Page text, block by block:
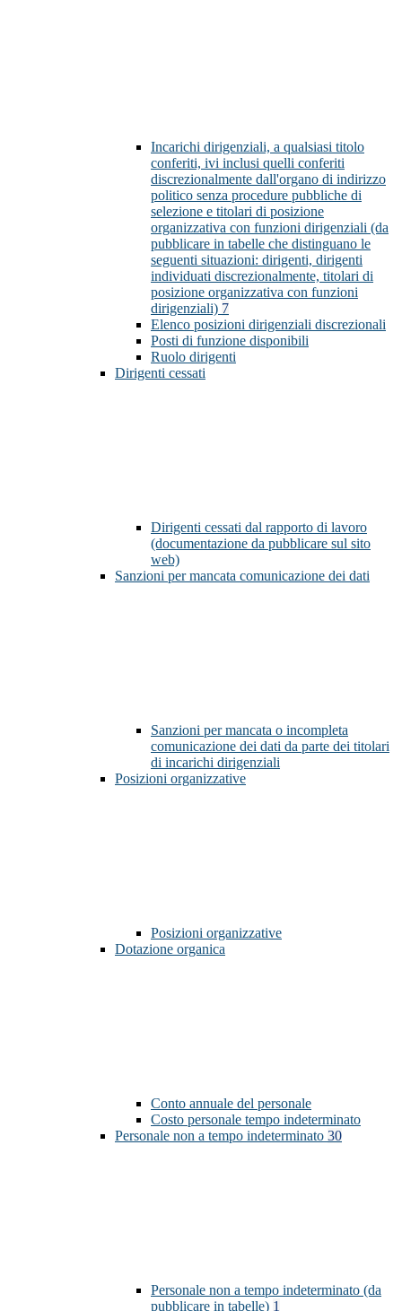
Incarichi dirigenziali, a qualsiasi titolo
conferiti, ivi inclusi quelli conferiti
discrezionalmente dall'organo di indirizzo
politico senza procedure pubbliche di
selezione e titolari di posizione
organizzativa con funzioni dirigenziali (da
pubblicare in tabelle che distinguano le
seguenti situazioni: dirigenti, dirigenti
individuati discrezionalmente, titolari di
posizione organizzativa con funzioni
dirigenziali) 7
Elenco posizioni dirigenziali discrezionali
Posti di funzione disponibili
Ruolo dirigenti
Dirigenti cessati
Dirigenti cessati dal rapporto di lavoro
(documentazione da pubblicare sul sito
web)
Sanzioni per mancata comunicazione dei dati
Sanzioni per mancata o incompleta
comunicazione dei dati da parte dei titolari
di incarichi dirigenziali
Posizioni organizzative
Posizioni organizzative
Dotazione organica
Conto annuale del personale
Costo personale tempo indeterminato
Personale non a tempo indeterminato 30
Personale non a tempo indeterminato (da
pubblicare in tabelle) 1